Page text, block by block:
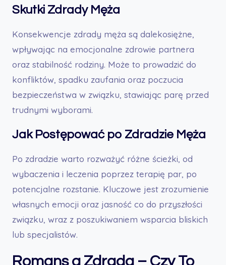
Skutki Zdrady Męża
Konsekwencje zdrady męża są dalekosiężne,
wpływając na emocjonalne zdrowie partnera
oraz stabilność rodziny. Może to prowadzić do
konfliktów, spadku zaufania oraz poczucia
bezpieczeństwa w związku, stawiając parę przed
trudnymi wyborami.
Jak Postępować po Zdradzie Męża
Po zdradzie warto rozważyć różne ścieżki, od
wybaczenia i leczenia poprzez terapię par, po
potencjalne rozstanie. Kluczowe jest zrozumienie
własnych emocji oraz jasność co do przyszłości
związku, wraz z poszukiwaniem wsparcia bliskich
lub specjalistów.
Romans a Zdrada – Czy To